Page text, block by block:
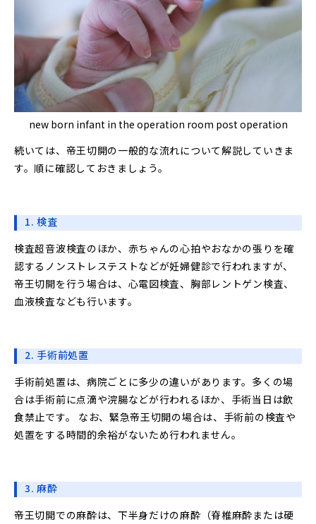
new born infant in the operation room post operation
続いては、帝王切開の一般的な流れについて解説していきま
す。順に確認しておきましょう。
1. 検査
検査超音波検査のほか、赤ちゃんの心拍やおなかの張りを確
認するノンストレステストなどが妊婦健診で行われますが、
帝王切開を行う場合は、心電図検査、胸部レントゲン検査、
血液検査なども行います。
2. 手術前処置
手術前処置は、病院ごとに多少の違いがあります。多くの場
合は手術前に点滴や浣腸などが行われるほか、手術当日は飲
食禁止です。 なお、緊急帝王切開の場合は、手術前の検査や
処置をする時間的余裕がないため行われません。
3. 麻酔
帝王切開での麻酔は、下半身だけの麻酔（脊椎麻酔または硬